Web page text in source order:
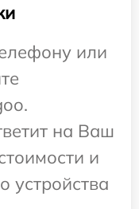
или
на Ваш
и
устройства